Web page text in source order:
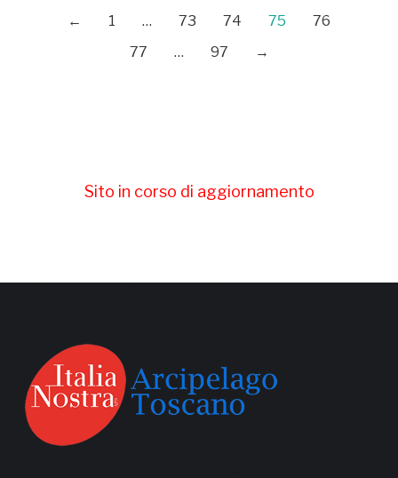
← 1 … 73 74 75
76
77
… 97 →
Sito in corso di aggiornamento